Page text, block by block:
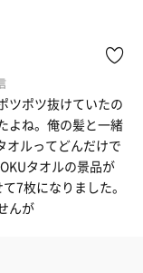
ツポツ抜けていたの
よね。俺の髪と一緒
オルってどんだけで
タオルの景品が
7枚になりました。
んが